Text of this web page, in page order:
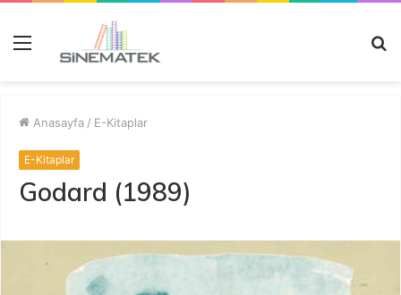
Anasayfa / E-Kitaplar
E-Kitaplar
Godard (1989)